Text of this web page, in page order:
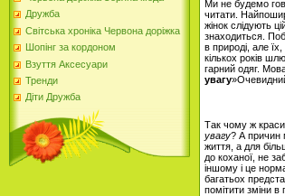
Дружба
Світська хроніка Червона доріжка
Шопінг за кордоном
Взуття Аксесуари
Тренди
Діти Дружба
Ми не будемо
читати.
жінок слідують
знаходиться.
в природі, але
кількох років
гарний одяг.
увагу
Так чому ж
увагу? А причин
життя, а для
до коханої, не
іншому і це
багатьох
помітити зміни в